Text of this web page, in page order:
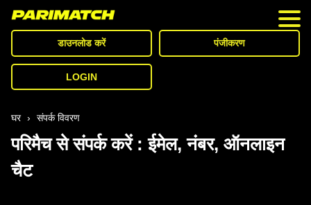
कैसीनो
पहला डिपॉजिट बोनस
विड्रॉल
स्पोर्ट्स
डाउनलोड करें पंजीकरण
LOGIN
घर › संपर्क विवरण
परिमैच से संपर्क करें : ईमेल, नंबर, ऑनलाइन
चैट